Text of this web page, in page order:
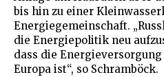
bis hin zu einer
Energiegemeinschaft.
die Energiepolitik neu
dass die
Europa ist“, so Schramböck.